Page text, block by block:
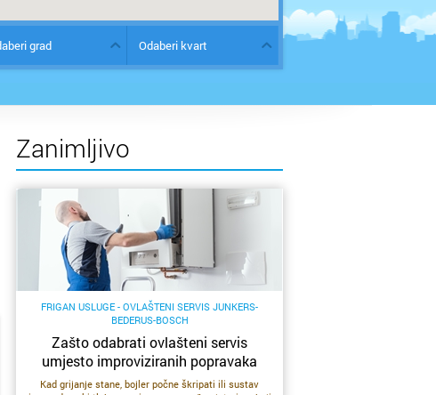
grad Odaberi kvart
Zanimljivo
FRIGAN USLUGE - OVLAŠTENI SERVIS JUNKERS-
BEDERUS-BOSCH
Zašto odabrati ovlašteni servis
umjesto improviziranih popravaka
Kad grijanje stane, bojler počne škripati ili sustav